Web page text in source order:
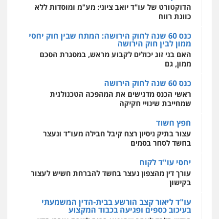
מקצועיים לעורכי דין
מרכז התחלה חדשה
אסירים עבירות מין שירותים מקצועיים
לעורכי דין
הדוקטורט של עו"ד יואב ציוני: מע"מ ומוסדות ללא
כוונת רווח
כנס 60 שנה לחוק הירושה: המתח שבין חוק יחסי
ממון לבין חוק הירושה
האם בני זוג יכולים לקבוע מראש, במסגרת הסכם
ממון, גם
כנס 60 שנה לחוק הירושה
ראשי הכנס מדגישים את המהפכה הטכנולגית
שמחייבת שינויי חקיקה
חפץ חשוד
עצור בתיק ניסיון רצח קיבל חבילה מעו"ד ונעצר
בחשד לסחר בסמים
יחסי עו"ד לקוח
עורך דין מהצפון נעצר בחשד להברחת חשיש לעצור
בקישון
עו"ד ליאור קצב הורשע בבית-הדין המשמעתי
בעיכוב כספים ופגיעה בכבוד המקצוע